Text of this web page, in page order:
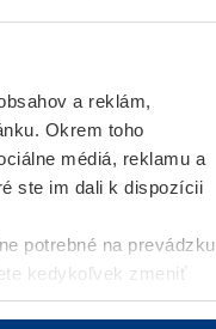
a reklám,
Okrem toho
médiá, reklamu a
ste im dali k dispozícii
potrebné na prevádzku
kedykoľvek zmeniť
stránky.